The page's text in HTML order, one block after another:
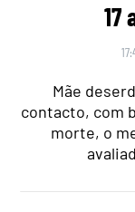
17
Mãe
contacto, com
morte, o